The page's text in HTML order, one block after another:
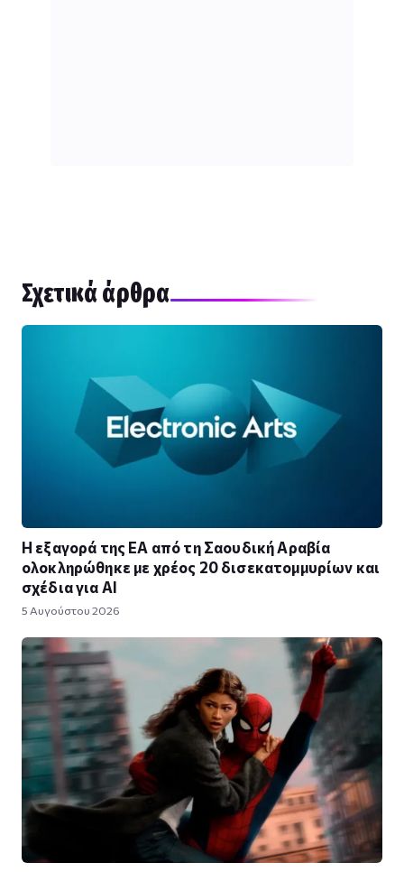
Σχετικά άρθρα
Η εξαγορά της EA από τη Σαουδική Αραβία
ολοκληρώθηκε με χρέος 20 δισεκατομμυρίων και
σχέδια για AI
5 Αυγούστου 2026